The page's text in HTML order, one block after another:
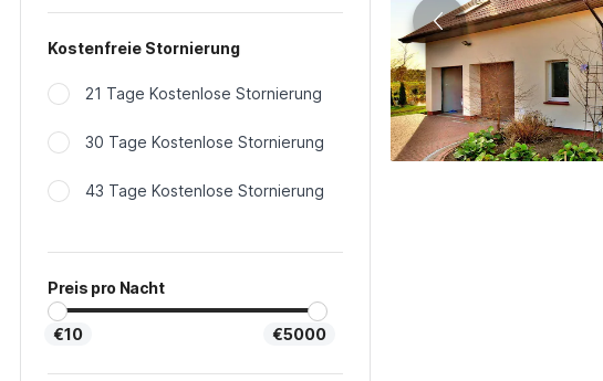
Kostenfreie Stornierung
21 Tage Kostenlose Stornierung
30 Tage Kostenlose Stornierung
43 Tage Kostenlose Stornierung
Preis pro Nacht
€10 €5000